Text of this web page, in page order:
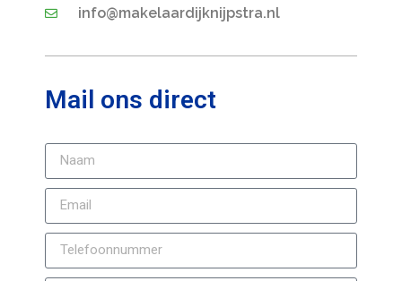
info@makelaardijknijpstra.nl
Mail ons direct